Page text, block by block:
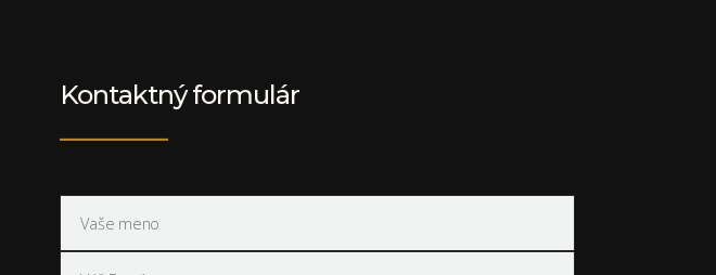
Kontaktný formulár